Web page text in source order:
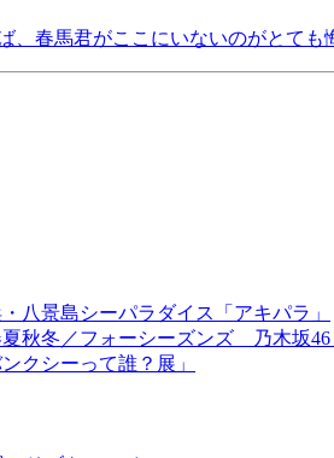
、春馬君がここにいないのがとても
・八景島シーパラダイス「アキパラ」
夏秋冬／フォーシーズンズ 乃木坂46
ンクシーって誰？展」